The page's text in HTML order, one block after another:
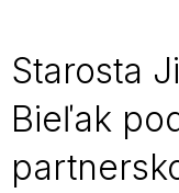
Starosta
Bieľak